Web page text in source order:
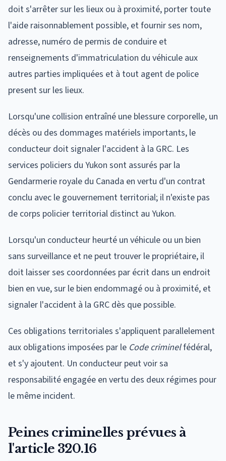
doit s'arrêter sur les lieux ou à proximité, porter toute
l'aide raisonnablement possible, et fournir ses nom,
adresse, numéro de permis de conduire et
renseignements d'immatriculation du véhicule aux
autres parties impliquées et à tout agent de police
present sur les lieux.
Lorsqu'une collision entraîné une blessure corporelle, un
décès ou des dommages matériels importants, le
conducteur doit signaler l'accident à la GRC. Les
services policiers du Yukon sont assurés par la
Gendarmerie royale du Canada en vertu d'un contrat
conclu avec le gouvernement territorial; il n'existe pas
de corps policier territorial distinct au Yukon.
Lorsqu'un conducteur heurté un véhicule ou un bien
sans surveillance et ne peut trouver le propriétaire, il
doit laisser ses coordonnées par écrit dans un endroit
bien en vue, sur le bien endommagé ou à proximité, et
signaler l'accident à la GRC dès que possible.
Ces obligations territoriales s'appliquent parallelement
aux obligations imposées par le Code criminelfédéral,
et s'y ajoutent. Un conducteur peut voir sa
responsabilité engagée en vertu des deux régimes pour
le même incident.
Peines criminelles prévues à
l'article 320.16